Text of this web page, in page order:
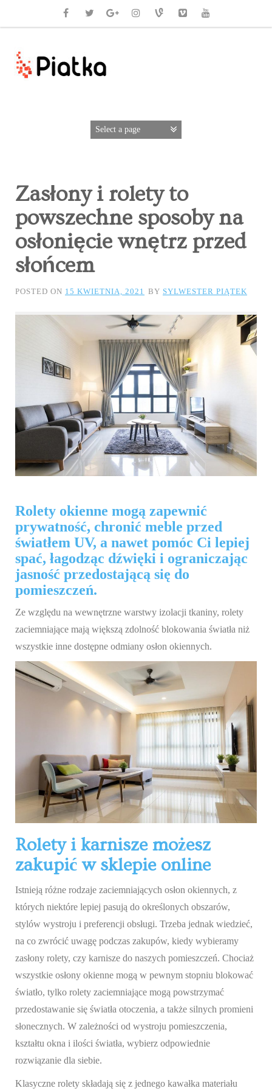
Zasłony i rolety to
powszechne sposoby na
osłonięcie wnętrz przed
słońcem
POSTED ON 15 KWIETNIA, 2021 BY SYLWESTER PIĄTEK
Rolety okienne mogą zapewnić
prywatność, chronić meble przed
światłem UV, a nawet pomóc Ci lepiej
spać, łagodząc dźwięki i ograniczając
jasność przedostającą się do
pomieszczeń.
Ze względu na wewnętrzne warstwy izolacji tkaniny, rolety
zaciemniające mają większą zdolność blokowania światła niż
wszystkie inne dostępne odmiany osłon okiennych.
Rolety i karnisze możesz
zakupić w sklepie online
Istnieją różne rodzaje zaciemniających osłon okiennych, z
których niektóre lepiej pasują do określonych obszarów,
stylów wystroju i preferencji obsługi. Trzeba jednak wiedzieć,
na co zwrócić uwagę podczas zakupów, kiedy wybieramy
zasłony rolety, czy karnisze do naszych pomieszczeń. Chociaż
wszystkie osłony okienne mogą w pewnym stopniu blokować
światło, tylko rolety zaciemniające mogą powstrzymać
przedostawanie się światła otoczenia, a także silnych promieni
słonecznych. W zależności od wystroju pomieszczenia,
kształtu okna i ilości światła, wybierz odpowiednie
rozwiązanie dla siebie.
Klasyczne rolety składają się z jednego kawałka materiału